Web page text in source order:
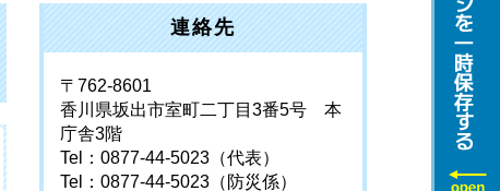
連絡先
〒762-8601
香川県坂出市室町二丁目3番5号 本
庁舎3階
Tel：0877-44-5023 （代表）
Tel：0877-44-5023 （防災係）